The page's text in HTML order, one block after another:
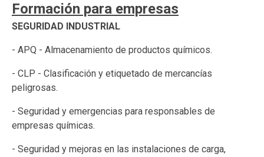
Formación para empresas
SEGURIDAD INDUSTRIAL
- APQ - Almacenamiento de productos químicos.
- CLP - Clasificación y etiquetado de mercancías
peligrosas.
- Seguridad y emergencias para responsables de
empresas químicas.
- Seguridad y mejoras en las instalaciones de carga,